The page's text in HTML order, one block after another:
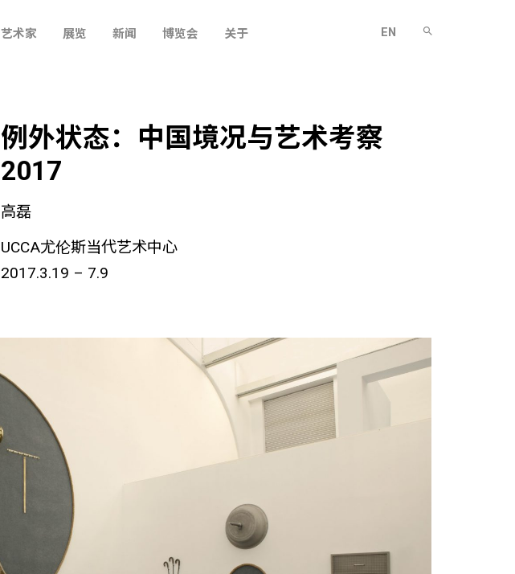
艺术家 展览 新闻 博览会 关于 EN
例外状态：中国境况与艺术考察
2017
高磊
UCCA尤伦斯当代艺术中心
2017.3.19 – 7.9